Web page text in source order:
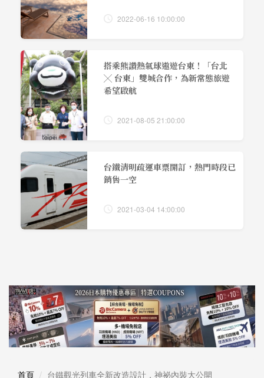
2022-06-16 10:00:00
搭乘熊讚熱氣球遨遊台東！「台北
╳ 台東」雙城合作，為新常態旅遊
希望啟航
2021-08-05 21:00:00
台鐵清明疏運車票開訂，熱門時段已
銷售一空
2021-03-04 14:00:00
首頁 台鐵觀光列車全新改造設計，神祕內裝大公開